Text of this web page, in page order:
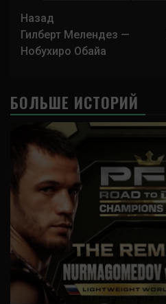
Навигация
записи
Назад
Гилберт Мелендез —
Нобухиро Обайа
БОЛЬШЕ ИСТОРИЙ